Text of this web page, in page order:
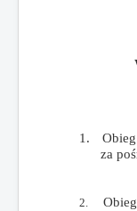
1.
za
2.